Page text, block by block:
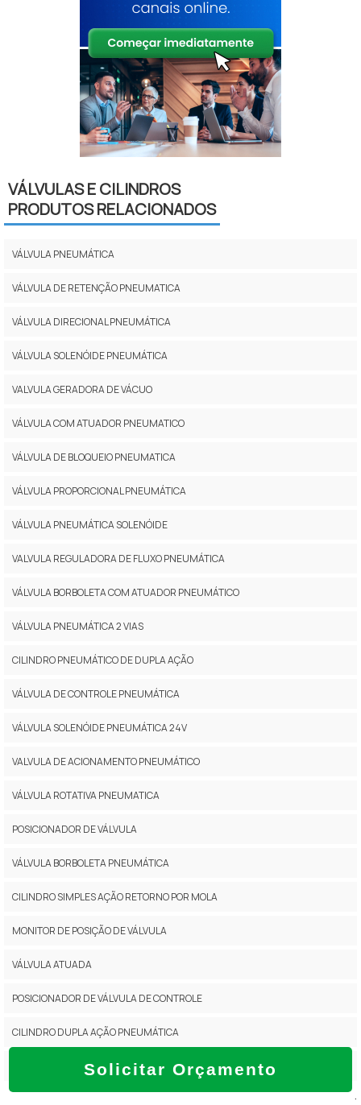
Solicitar Orçamento
VÁLVULAS E CILINDROS
PRODUTOS RELACIONADOS
VÁLVULA PNEUMÁTICA
VÁLVULA DE RETENÇÃO PNEUMATICA
VÁLVULA DIRECIONAL PNEUMÁTICA
VÁLVULA SOLENÓIDE PNEUMÁTICA
VALVULA GERADORA DE VÁCUO
VÁLVULA COM ATUADOR PNEUMATICO
VÁLVULA DE BLOQUEIO PNEUMATICA
VÁLVULA PROPORCIONAL PNEUMÁTICA
VÁLVULA PNEUMÁTICA SOLENÓIDE
VALVULA REGULADORA DE FLUXO PNEUMÁTICA
VÁLVULA BORBOLETA COM ATUADOR PNEUMÁTICO
VÁLVULA PNEUMÁTICA 2 VIAS
CILINDRO PNEUMÁTICO DE DUPLA AÇÃO
VÁLVULA DE CONTROLE PNEUMÁTICA
VÁLVULA SOLENÓIDE PNEUMÁTICA 24V
VALVULA DE ACIONAMENTO PNEUMÁTICO
VÁLVULA ROTATIVA PNEUMATICA
POSICIONADOR DE VÁLVULA
VÁLVULA BORBOLETA PNEUMÁTICA
CILINDRO SIMPLES AÇÃO RETORNO POR MOLA
MONITOR DE POSIÇÃO DE VÁLVULA
VÁLVULA ATUADA
POSICIONADOR DE VÁLVULA DE CONTROLE
CILINDRO DUPLA AÇÃO PNEUMÁTICA
VALVULA BORBOLETA INOX COM ATUADOR PNEUMÁTICO
.